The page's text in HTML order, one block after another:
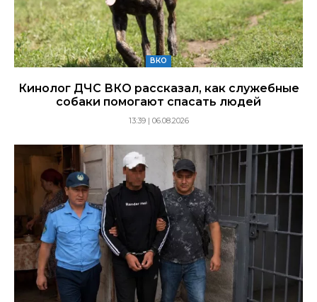
ВКО
Кинолог ДЧС ВКО рассказал, как служебные
собаки помогают спасать людей
13:39 | 06.08.2026